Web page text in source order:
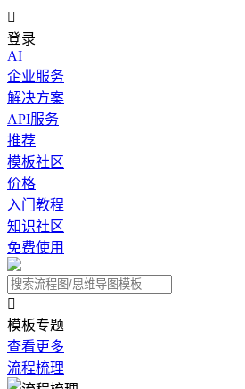

登录
AI
企业服务
解决方案
API服务
推荐
模板社区
价格
入门教程
知识社区
免费使用

模板专题
查看更多
流程梳理